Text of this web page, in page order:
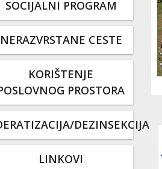
SOCIJALNI PROGRAM
NERAZVRSTANE CESTE
KORIŠTENJE
PROSTORA
DEZINSEKCIJA
LINKOVI